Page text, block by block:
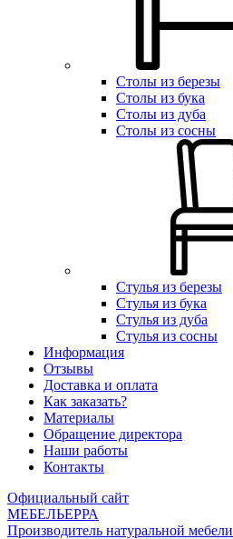
Столы из березы
Столы из бука
Столы из дуба
Столы из сосны
Стулья из березы
Стулья из бука
Стулья из дуба
Стулья из сосны
Информация
Отзывы
Доставка и оплата
Как заказать?
Материалы
Обращение директора
Наши работы
Контакты
Официальный сайт
МЕБЕЛЬЕРРА
Производитель натуральной мебели